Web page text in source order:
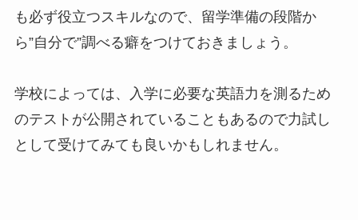
も必ず役立つスキルなので、留学準備の段階か
ら”自分で”調べる癖をつけておきましょう。
学校によっては、入学に必要な英語力を測るため
のテストが公開されていることもあるので力試し
として受けてみても良いかもしれません。